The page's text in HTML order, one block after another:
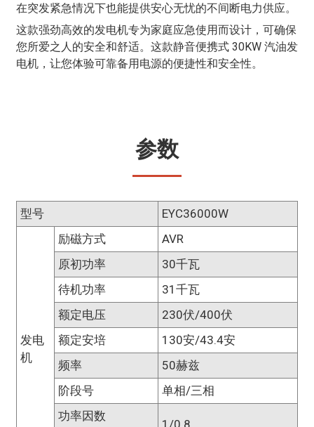
在突发紧急情况下也能提供安心无忧的不间断电力供应。
这款强劲高效的发电机专为家庭应急使用而设计，可确保
您所爱之人的安全和舒适。这款静音便携式 30KW 汽油发
电机，让您体验可靠备用电源的便捷性和安全性。
参数
型号 EYC36000W
发电
机
励磁方式
AVR
原初功率
30千瓦
待机功率
31千瓦
额定电压
230伏/400伏
额定安培
130安/43.4安
频率
50赫兹
阶段号
单相/三相
功率因数
1/0.8